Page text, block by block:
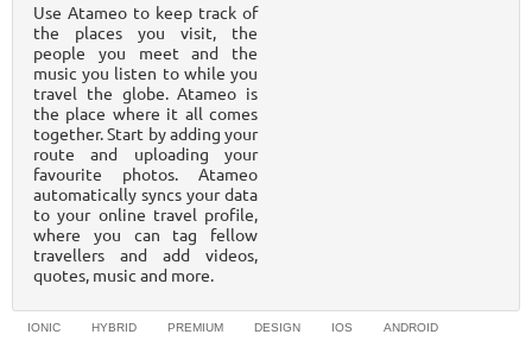
Use Atameo to keep track of
the places you visit, the
people you meet and the
music you listen to while you
travel the globe. Atameo is
the place where it all comes
together. Start by adding your
route and uploading your
favourite photos. Atameo
automatically syncs your data
to your online travel profile,
where you can tag fellow
travellers and add videos,
quotes, music and more.
IONIC HYBRID PREMIUM DESIGN IOS ANDROID